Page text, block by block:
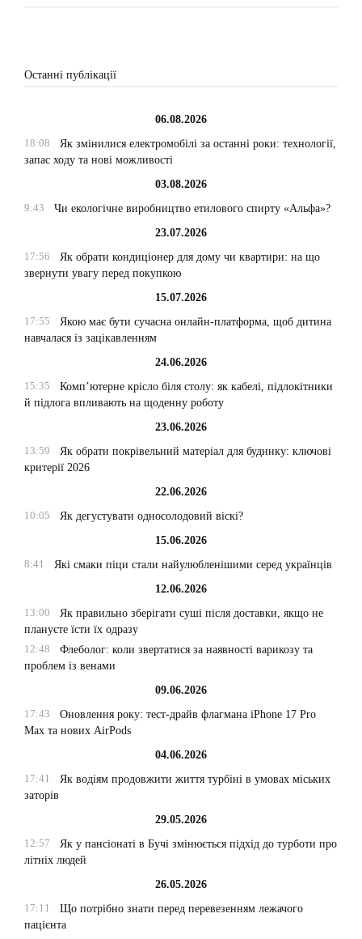
Останні публікації
06.08.2026
18:08
Як змінилися електромобілі за останні роки: технології,
запас ходу та нові можливості
03.08.2026
9:43
Чи екологічне виробництво етилового спирту «Альфа»?
23.07.2026
17:56
Як обрати кондиціонер для дому чи квартири: на що
звернути увагу перед покупкою
15.07.2026
17:55
Якою має бути сучасна онлайн-платформа, щоб дитина
навчалася із зацікавленням
24.06.2026
15:35
Комп’ютерне крісло біля столу: як кабелі, підлокітники
й підлога впливають на щоденну роботу
23.06.2026
13:59
Як обрати покрівельний матеріал для будинку: ключові
критерії 2026
22.06.2026
10:05
Як дегустувати односолодовий віскі?
15.06.2026
8:41
Які смаки піци стали найулюбленішими серед українців
12.06.2026
13:00
Як правильно зберігати суші після доставки, якщо не
плануєте їсти їх одразу
12:48
Флеболог: коли звертатися за наявності варикозу та
проблем із венами
09.06.2026
17:43
Оновлення року: тест-драйв флагмана iPhone 17 Pro
Max та нових AirPods
04.06.2026
17:41
Як водіям продовжити життя турбіні в умовах міських
заторів
29.05.2026
12:57
Як у пансіонаті в Бучі змінюється підхід до турботи про
літніх людей
26.05.2026
17:11
Що потрібно знати перед перевезенням лежачого
пацієнта